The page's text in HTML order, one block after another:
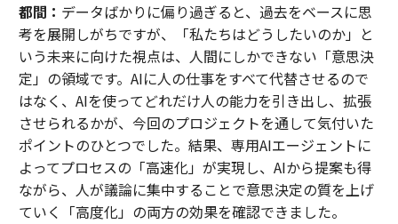
都間： データばかりに偏り過ぎると、過去をベースに思
考を展開しがちですが、「私たちはどうしたいのか」と
いう未来に向けた視点は、人間にしかできない「意思決
定」の領域です。AIに人の仕事をすべて代替させるので
はなく、AIを使ってどれだけ人の能力を引き出し、拡張
させられるかが、今回のプロジェクトを通して気付いた
ポイントのひとつでした。結果、専用AIエージェントに
よってプロセスの「高速化」が実現し、AIから提案も得
ながら、人が議論に集中することで意思決定の質を上げ
ていく「高度化」の両方の効果を確認できました。